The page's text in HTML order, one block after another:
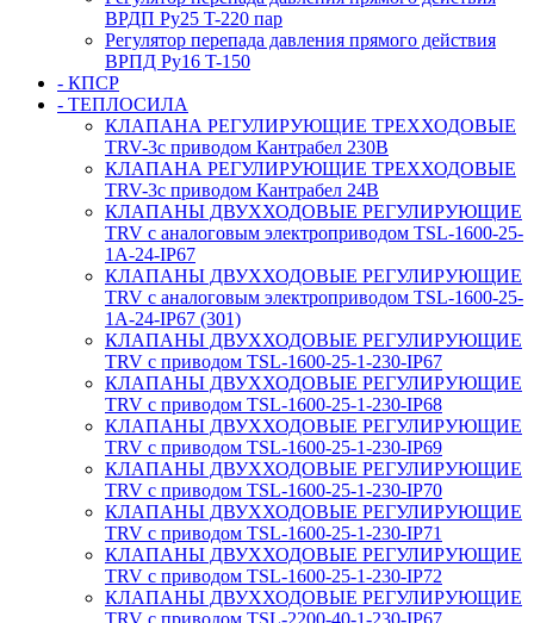
ВРДП Ру25 T-220 пар
Регулятор перепада давления прямого действия
ВРПД Ру16 T-150
- КПСР
- ТЕПЛОСИЛА
КЛАПАНА РЕГУЛИРУЮЩИЕ ТРЕХХОДОВЫЕ
TRV-3с приводом Кантрабел 230B
КЛАПАНА РЕГУЛИРУЮЩИЕ ТРЕХХОДОВЫЕ
TRV-3с приводом Кантрабел 24B
КЛАПАНЫ ДВУХХОДОВЫЕ РЕГУЛИРУЮЩИЕ
TRV с аналоговым электроприводом TSL-1600-25-
1А-24-IP67
КЛАПАНЫ ДВУХХОДОВЫЕ РЕГУЛИРУЮЩИЕ
TRV с аналоговым электроприводом TSL-1600-25-
1А-24-IP67 (301)
КЛАПАНЫ ДВУХХОДОВЫЕ РЕГУЛИРУЮЩИЕ
TRV с приводом TSL-1600-25-1-230-IP67
КЛАПАНЫ ДВУХХОДОВЫЕ РЕГУЛИРУЮЩИЕ
TRV с приводом TSL-1600-25-1-230-IP68
КЛАПАНЫ ДВУХХОДОВЫЕ РЕГУЛИРУЮЩИЕ
TRV с приводом TSL-1600-25-1-230-IP69
КЛАПАНЫ ДВУХХОДОВЫЕ РЕГУЛИРУЮЩИЕ
TRV с приводом TSL-1600-25-1-230-IP70
КЛАПАНЫ ДВУХХОДОВЫЕ РЕГУЛИРУЮЩИЕ
TRV с приводом TSL-1600-25-1-230-IP71
КЛАПАНЫ ДВУХХОДОВЫЕ РЕГУЛИРУЮЩИЕ
TRV с приводом TSL-1600-25-1-230-IP72
КЛАПАНЫ ДВУХХОДОВЫЕ РЕГУЛИРУЮЩИЕ
TRV с приводом TSL-2200-40-1-230-IP67